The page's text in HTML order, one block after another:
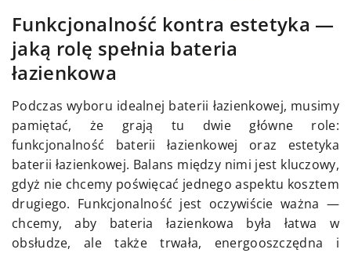
Funkcjonalność kontra estetyka —
jaką rolę spełnia bateria
łazienkowa
Podczas wyboru idealnej baterii łazienkowej, musimy
pamiętać, że grają tu dwie główne role:
funkcjonalność baterii łazienkowej oraz estetyka
baterii łazienkowej. Balans między nimi jest kluczowy,
gdyż nie chcemy poświęcać jednego aspektu kosztem
drugiego. Funkcjonalność jest oczywiście ważna —
chcemy, aby bateria łazienkowa była łatwa w
obsłudze, ale także trwała, energooszczędna i